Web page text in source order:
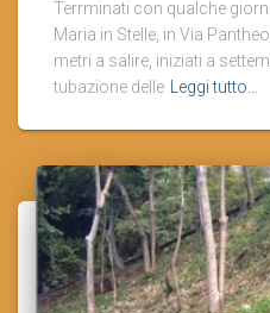
Terrminati con qualche
Maria in Stelle, in Via
metri a salire, iniziati a
tubazione delle Leggi tutto…